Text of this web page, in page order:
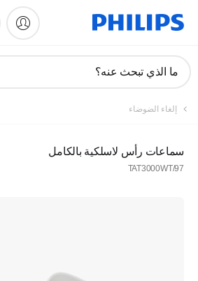
دعم
ما الذي تبحث عنه؟
إلغاء الضوضاء
سماعات رأس لاسلكية بالكامل
TAT3000WT/97